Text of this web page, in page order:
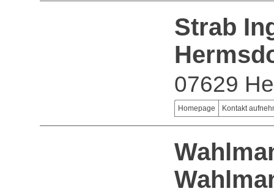
Strab
07629
Homepage Kontakt